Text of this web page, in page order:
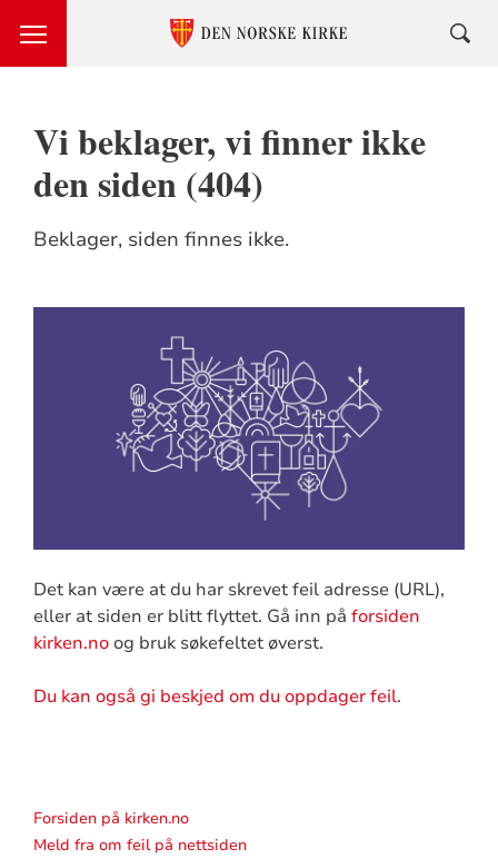
Vi beklager, vi finner ikke
den siden (404)
Beklager, siden finnes ikke.
Det kan være at du har skrevet feil adresse (URL),
eller at siden er blitt flyttet. Gå inn på forsiden
kirken.noog bruk søkefeltet øverst.
Du kan også gi beskjed om du oppdager feil.
Forsiden på kirken.no
Meld fra om feil på nettsiden